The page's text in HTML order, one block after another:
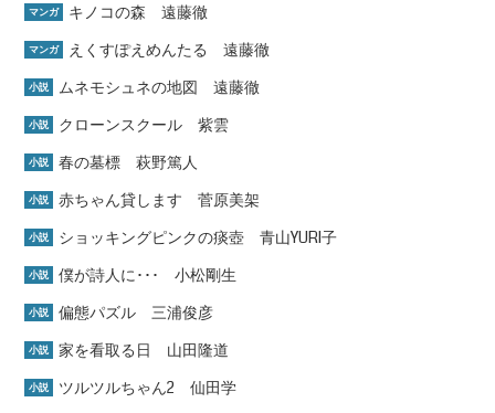
マンガ キノコの森 遠藤徹
マンガ えくすぽえめんたる 遠藤徹
小説 ムネモシュネの地図 遠藤徹
小説 クローンスクール 紫雲
小説 春の墓標 萩野篤人
小説 赤ちゃん貸します 菅原美架
小説 ショッキングピンクの痰壺 青山YURI子
小説 僕が詩人に･･･ 小松剛生
小説 偏態パズル 三浦俊彦
小説 家を看取る日 山田隆道
小説 ツルツルちゃん2 仙田学